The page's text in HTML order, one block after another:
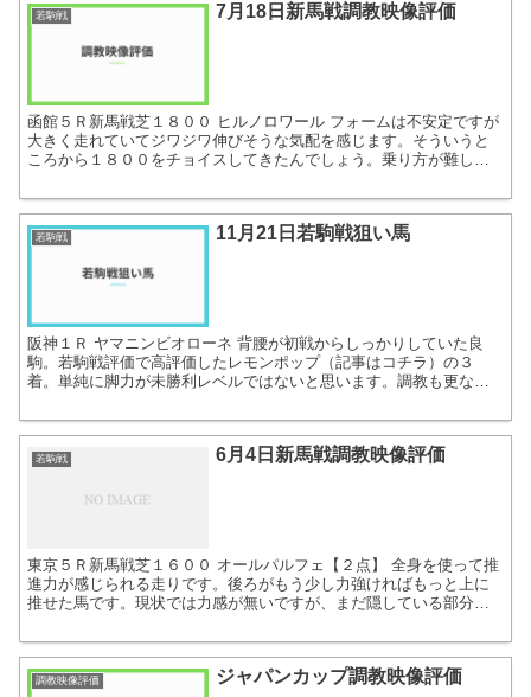
若駒戦 7月18日新馬戦調教映像評価
函館５Ｒ新馬戦芝１８００ ヒルノロワール フォームは不安定ですが
大きく走れていてジワジワ伸びそうな気配を感じます。そういうと
ころから１８００をチョイスしてきたんでしょう。乗り方が難しい
若駒戦 11月21日若駒戦狙い馬
阪神１Ｒ ヤマニンビオローネ 背腰が初戦からしっかりしていた良
駒。若駒戦評価で高評価したレモンポップ（記事はコチラ）の３
着。単純に脚力が未勝利レベルではないと思います。調教も更なる
若駒戦 6月4日新馬戦調教映像評価
東京５Ｒ新馬戦芝１６００ オールパルフェ【２点】 全身を使って推
進力が感じられる走りです。後ろがもう少し力強ければもっと上に
推せた馬です。現状では力感が無いですが、まだ隠している部分も
調教映像評価 ジャパンカップ調教映像評価